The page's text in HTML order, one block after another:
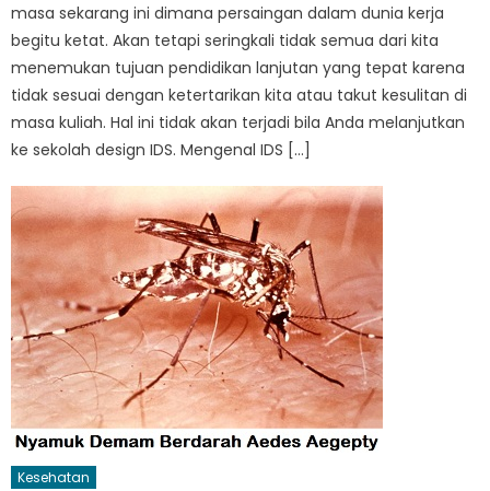
masa sekarang ini dimana persaingan dalam dunia kerja
begitu ketat. Akan tetapi seringkali tidak semua dari kita
menemukan tujuan pendidikan lanjutan yang tepat karena
tidak sesuai dengan ketertarikan kita atau takut kesulitan di
masa kuliah. Hal ini tidak akan terjadi bila Anda melanjutkan
ke sekolah design IDS. Mengenal IDS […]
Kesehatan